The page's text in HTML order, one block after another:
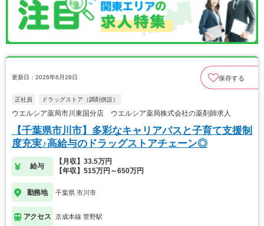
更新日：2026年6月28日 保存する
正社員 ドラッグストア（調剤併設）
ウエルシア薬局市川東国分店 ウエルシア薬局株式会社の薬剤師求人
【千葉県市川市】多彩なキャリアパスと子育て支援制
度充実♪高給与のドラッグストアチェーン◎
給与
【月収】33.5万円
【年収】515万円～650万円
勤務地 千葉県 市川市
アクセス 京成本線 菅野駅